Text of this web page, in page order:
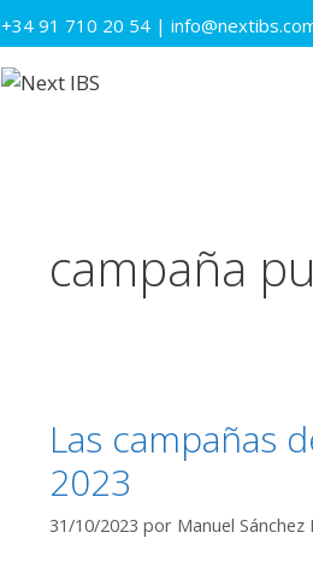
+34 91 710 20 54 |
campaña
Las campañas
2023
31/10/2023 por Manuel Sánchez